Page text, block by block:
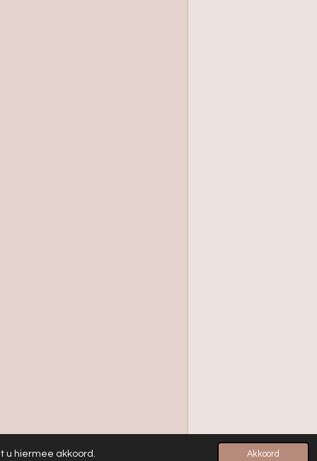
u hiermee akkoord. Akkoord